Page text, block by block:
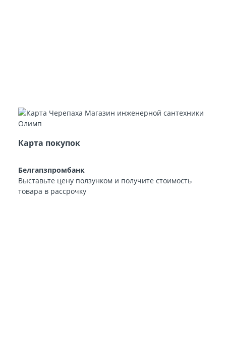
Карта покупок
Белгапзпромбанк
Выставьте цену ползунком и получите стоимость
товара в рассрочку